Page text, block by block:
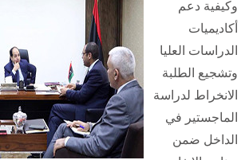
وكيفية دعم
أكاديميات
الدراسات العليا
وتشجيع الطلبة
الانخراط لدراسة
الماجستير في
الداخل ضمن